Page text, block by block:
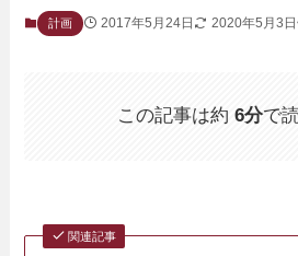
計画 2017年5月24日 2020年5月3日
この記事は約 6分で
関連記事